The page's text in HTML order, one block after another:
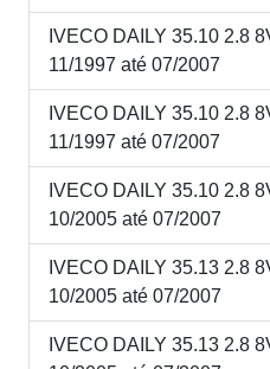
IVECO DAILY 35.10 2.8
11/1997 até 07/2007
IVECO DAILY 35.10 2.8
11/1997 até 07/2007
IVECO DAILY 35.10 2.8
10/2005 até 07/2007
IVECO DAILY 35.13 2.8
10/2005 até 07/2007
IVECO DAILY 35.13 2.8